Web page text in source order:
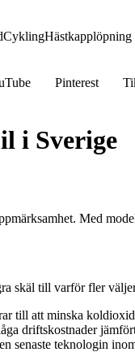
CyklingHästkapplöpning
Pinterest
i Sverige
Med
skäl till varför fler
till att minska
driftskostnader
senaste teknologin